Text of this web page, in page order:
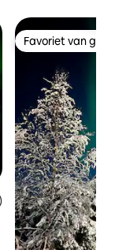
beoordeling
Favoriet van
Favoriet van